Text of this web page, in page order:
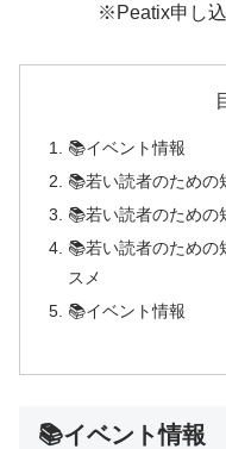
※Peatix申し込
📚イベント情報
📚若い読者のための
📚若い読者のための
📚若い読者のための
スメ
📚イベント情報
📚イベント情報